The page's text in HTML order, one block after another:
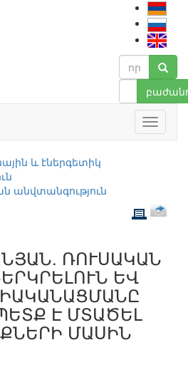
և էներգետիկ
անվտանգություն
ՌՈՒՍԱԿԱՆ
ԵՎ
Է ՄՏԱԾԵԼ
ՄԱՍԻՆ